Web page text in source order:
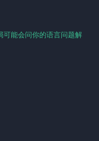
可能会问你的语言问题解